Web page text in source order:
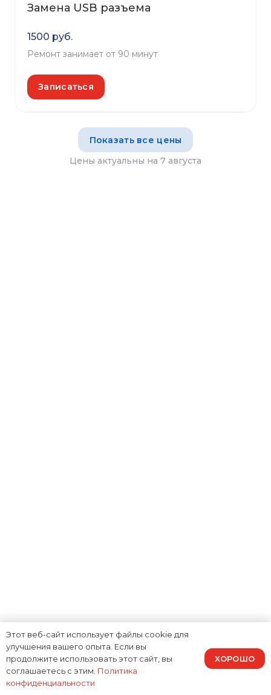
Замена USB разъема
1500 руб.
Ремонт занимает от 90 минут
Записаться
Показать все цены
Цены актуальны на 7 августа
Этот веб-сайт использует файлы cookie для
улучшения вашего опыта. Если вы
продолжите использовать этот сайт, вы
соглашаетесь с этим. Политика
конфиденциальности
ХОРОШО